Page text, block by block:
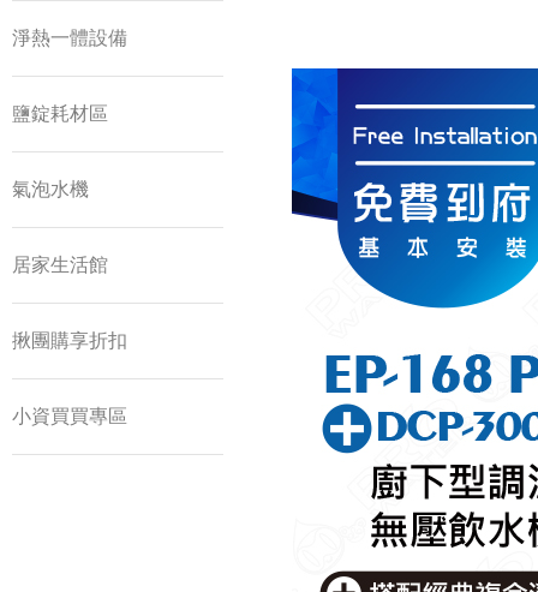
淨熱一體設備
鹽錠耗材區
氣泡水機
居家生活館
揪團購享折扣
小資買買專區